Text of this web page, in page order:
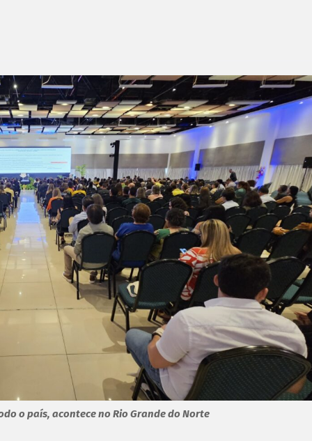
o país, acontece no Rio Grande do Norte